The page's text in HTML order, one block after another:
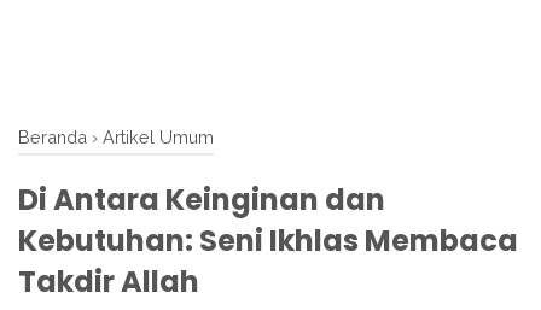
Beranda › Artikel Umum
Di Antara Keinginan dan
Kebutuhan: Seni Ikhlas Membaca
Takdir Allah